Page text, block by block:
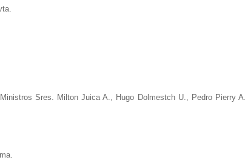
Sres. Milton Juica A., Hugo Dolmestch U., Pedro Pierry A.,